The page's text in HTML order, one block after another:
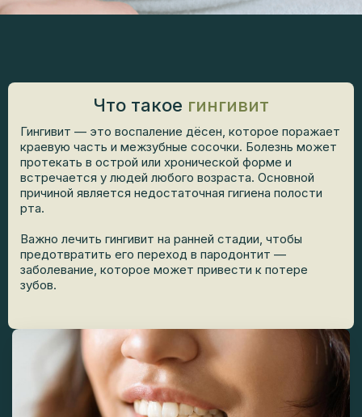
Что такое гингивит
Гингивит — это воспаление дёсен, которое поражает
краевую часть и межзубные сосочки. Болезнь может
протекать в острой или хронической форме и
встречается у людей любого возраста. Основной
причиной является недостаточная гигиена полости
рта.
Важно лечить гингивит на ранней стадии, чтобы
предотвратить его переход в пародонтит —
заболевание, которое может привести к потере
зубов.